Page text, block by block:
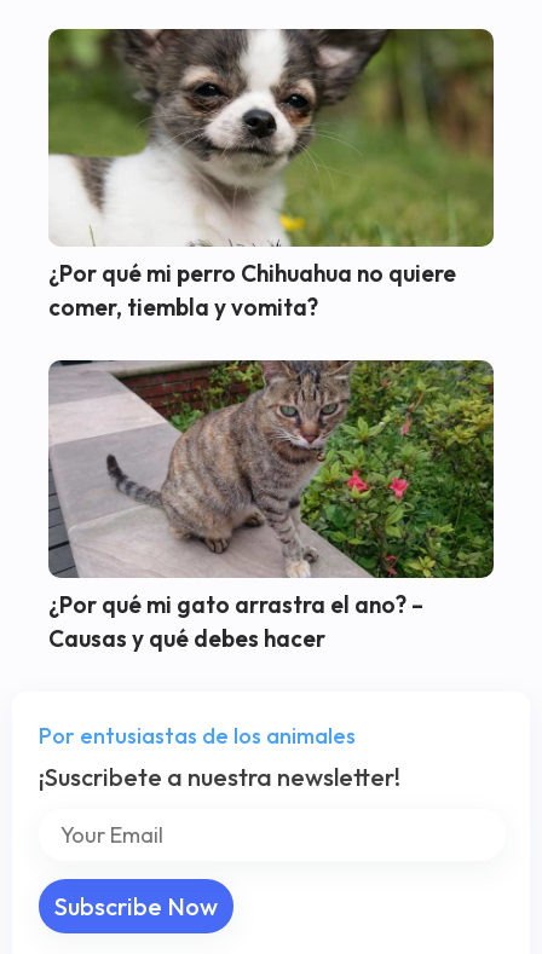
¿Por qué mi perro Chihuahua no quiere
comer, tiembla y vomita?
¿Por qué mi gato arrastra el ano? –
Causas y qué debes hacer
Por entusiastas de los animales
¡Suscribete a nuestra newsletter!